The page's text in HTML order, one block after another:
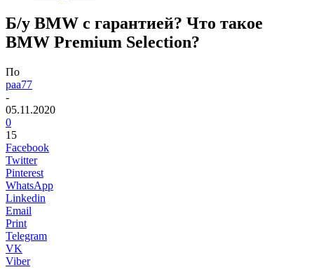
Б/у BMW с гарантией? Что такое
BMW Premium Selection?
По
paa77
-
05.11.2020
0
15
Facebook
Twitter
Pinterest
WhatsApp
Linkedin
Email
Print
Telegram
VK
Viber